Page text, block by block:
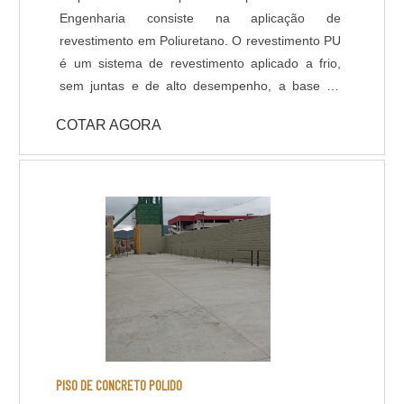
é possível polir o concreto até o material mineral
agregado ficar aparente.
Engenharia consiste na aplicação de
revestimento em Poliuretano. O revestimento PU
é um sistema de revestimento aplicado a frio,
sem juntas e de alto desempenho, a base de
ambientes que necessitem de elevada
resistência química, térmica e mecânica, com
Com pouco tempo para execução da obra, a
liberação da área é feita 6 horas após a
aplicação do revestimento. DADOS TÉCNICOS: -
Resistência química a ácidos e bases; - Cura
- Alta durabilidade e resistência UV. - Alta
resistência mecânica e a choque térmico; -
Resistência à abrasão; - Baixo odor e baixo
VOC; - Acabamento liso e antiderrapante; -
COTAR AGORA
PISO DE CONCRETO POLIDO